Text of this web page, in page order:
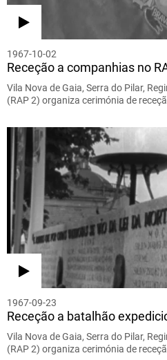
1967-10-02
Receção a companhias no
Vila Nova de Gaia, Serra do Pilar,
(RAP 2) organiza cerimónia de
1967-09-23
Receção a batalhão
Vila Nova de Gaia, Serra do Pilar,
(RAP 2) organiza cerimónia de